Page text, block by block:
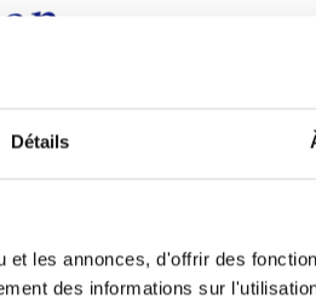
Détails
les annonces, d'offrir des
des informations sur